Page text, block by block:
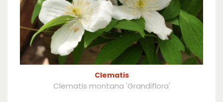
Clematis
Clematis montana 'Grandiflora'